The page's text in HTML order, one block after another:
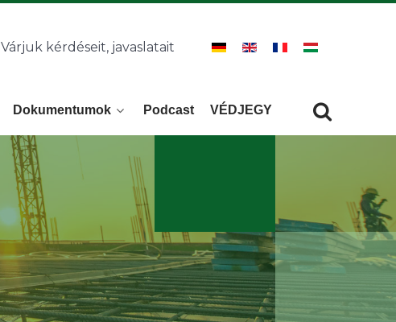
Várjuk kérdéseit, javaslatait
Dokumentumok Podcast VÉDJEGY